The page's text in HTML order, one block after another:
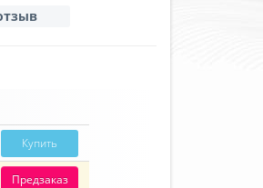
Купить
Предзаказ